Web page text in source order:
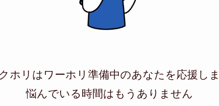
ホリはワーホリ準備中のあなたを応援し
悩んでいる時間はもうありません